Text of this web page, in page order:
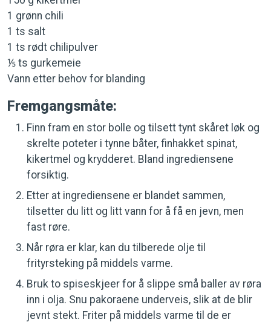
1 grønn chili
1 ts salt
1 ts rødt chilipulver
⅕ ts gurkemeie
Vann etter behov for blanding
Fremgangsmåte:
Finn fram en stor bolle og tilsett tynt skåret løk og
skrelte poteter i tynne båter, finhakket spinat,
kikertmel og krydderet. Bland ingrediensene
forsiktig.
Etter at ingrediensene er blandet sammen,
tilsetter du litt og litt vann for å få en jevn, men
fast røre.
Når røra er klar, kan du tilberede olje til
frityrsteking på middels varme.
Bruk to spiseskjeer for å slippe små baller av røra
inn i olja. Snu pakoraene underveis, slik at de blir
jevnt stekt. Friter på middels varme til de er